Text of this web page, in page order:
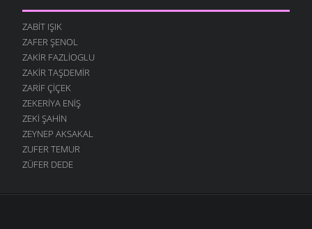
ZABIT IŞIK
ZAFER ŞENOL
ZAKIR FAZLIOGLU
ZAKIR TAŞDEMIR
ZARIF ÇIÇEK
ZEKERIYA ENIŞ
ZEKI ŞAHIN
ZEYNEP AKSAKAL
ZUFER TEMUR
ZÜFER DEDE